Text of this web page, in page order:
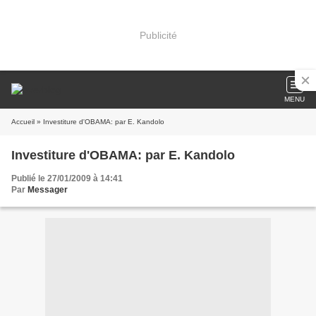
Publicité
MENU
Accueil » Investiture d'OBAMA: par E. Kandolo
Investiture d'OBAMA: par E. Kandolo
Publié le 27/01/2009 à 14:41
Par Messager